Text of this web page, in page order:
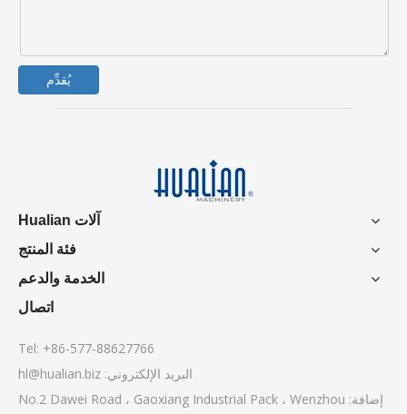
يُقدِّم
آلات Hualian
فئة المنتج
الخدمة والدعم
اتصال
Tel: +86-577-88627766
البريد الإلكتروني: hl@hualian.biz
إضافة: No.2 Dawei Road ، Gaoxiang Industrial Pack ، Wenzhou